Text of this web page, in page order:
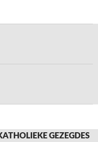
GEZEGDES